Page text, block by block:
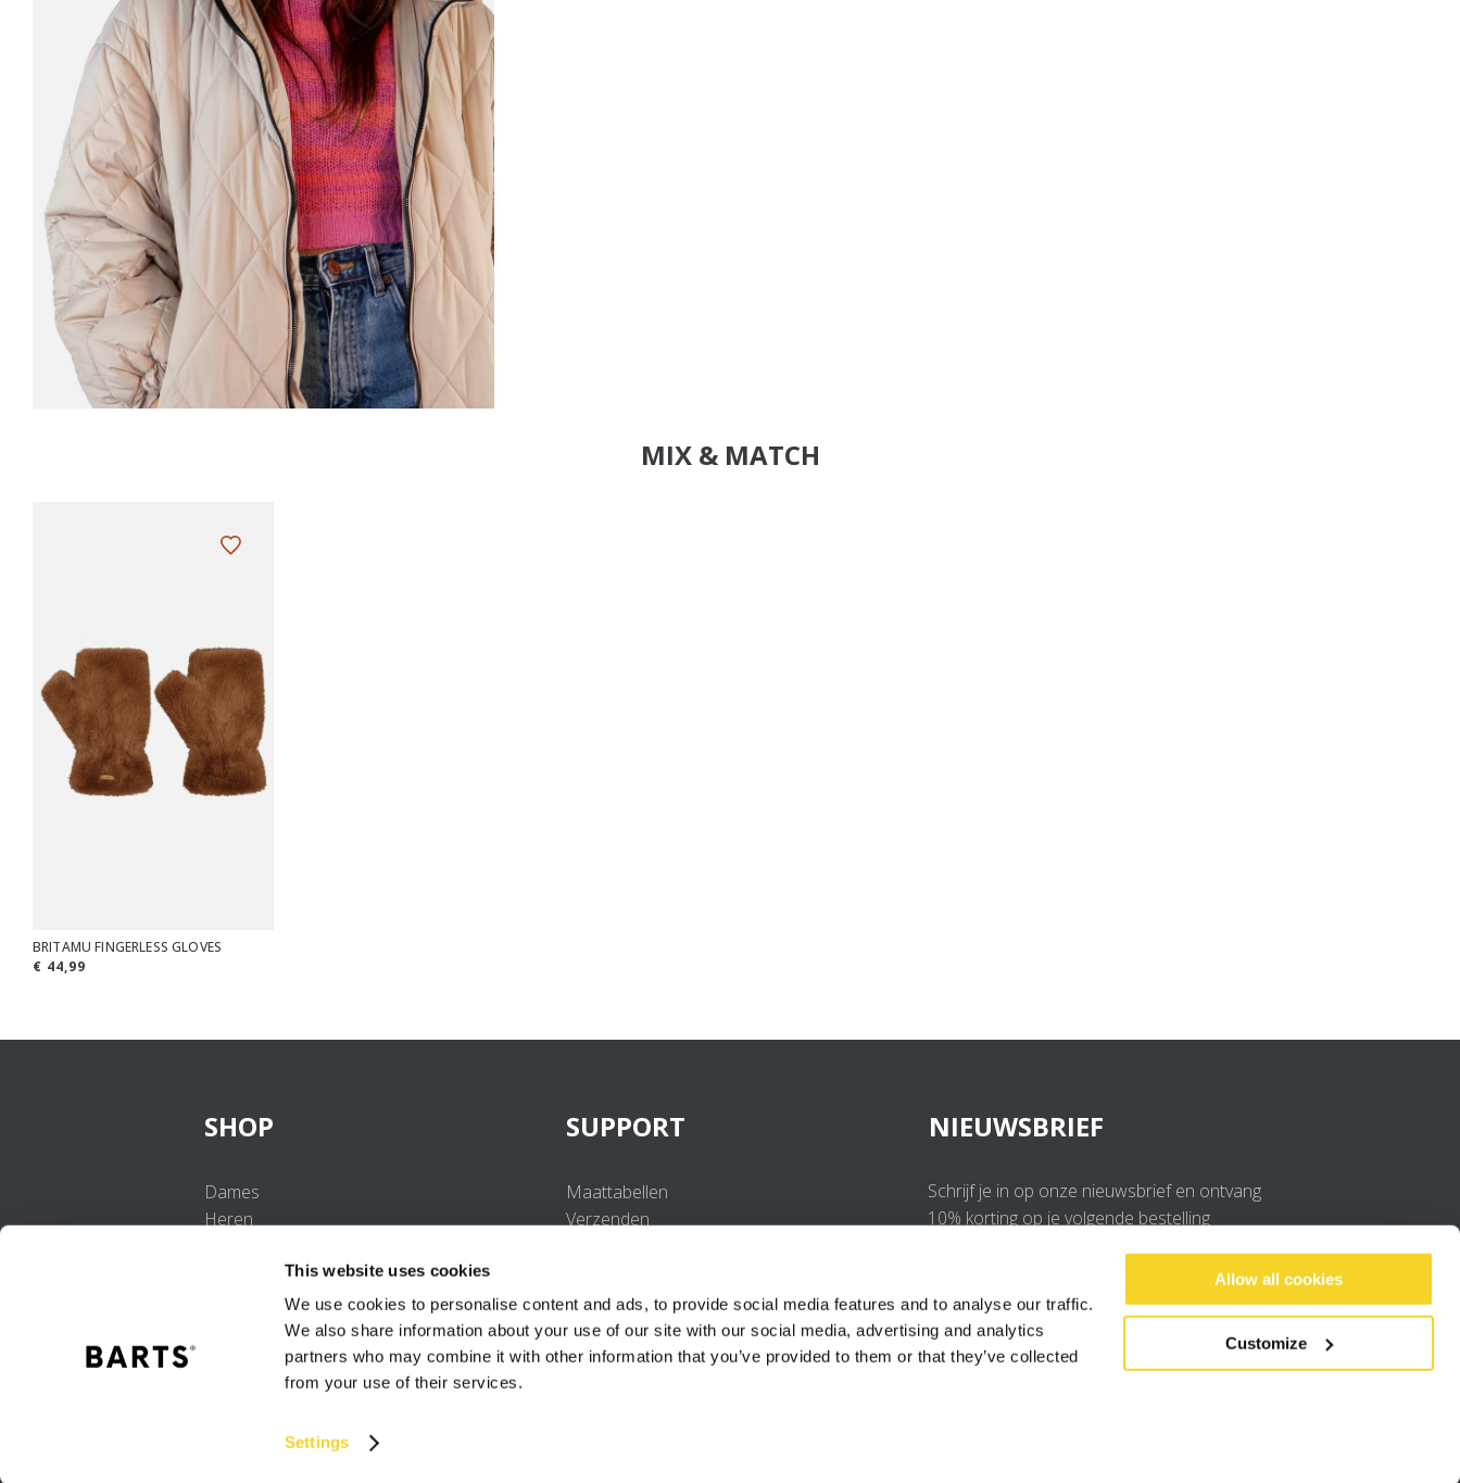
This website uses cookies
We use cookies to personalise content and ads, to provide social media features and to analyse our traffic.
We also share information about your use of our site with our social media, advertising and analytics
partners who may combine it with other information that you’ve provided to them or that they’ve collected
from your use of their services.
Settings
Allow all cookies
Customize
MIX & MATCH
BRITAMU FINGERLESS GLOVES
€ 44,99
SHOP
Dames
Heren
SUPPORT
Maattabellen
Verzenden
Contact
UV-Beschermingsnorm
B2B Portal Login
NIEUWSBRIEF
Schrijf je in op onze nieuwsbrief en ontvang
10% korting op je volgende bestelling
Ik ga akkoord met de